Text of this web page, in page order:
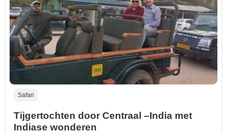
Safari
Tijgertochten door Centraal –India met
Indiase wonderen